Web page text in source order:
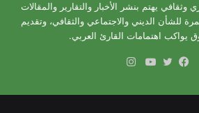
وثقافي يهتم بنشر الأخبار والتقارير والمقالات
للشأن الديني والاجتماعي والثقافي، وتقديم
يواكب اهتمامات القارئ العربي.